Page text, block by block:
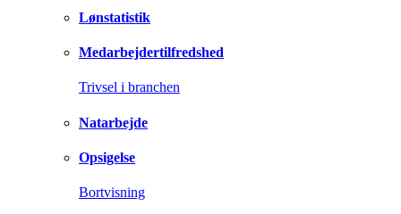
Lønstatistik
Medarbejdertilfredshed
Trivsel i branchen
Natarbejde
Opsigelse
Bortvisning